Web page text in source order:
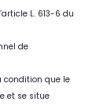
L. 613-6 du
de
condition que le
et se situe